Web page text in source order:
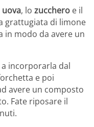
uova, lo zucchero e il
grattugiata di limone
in modo da avere un
incorporarla dal
e poi
avere un composto
Fate riposare il